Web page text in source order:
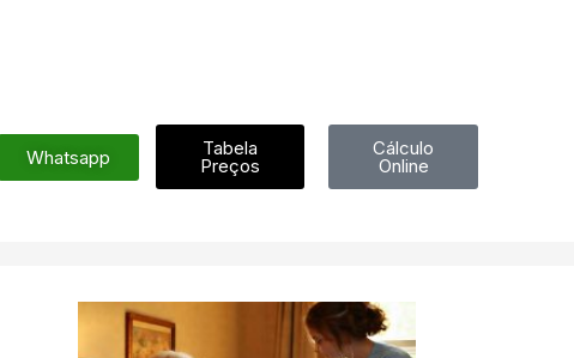
Whatsapp Tabela
Preços
Cálculo
Online